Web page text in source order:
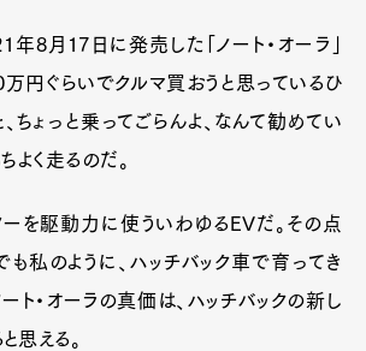
8月17日に発売した「ノート・オーラ」
円ぐらいでクルマ買おうと思っているひ
ちょっと乗ってごらんよ、なんて勧めてい
よく走るのだ。
ーを駆動力に使ういわゆるEVだ。その点
も私のように、ハッチバック車で育ってき
ト・オーラの真価は、ハッチバックの新し
思える。